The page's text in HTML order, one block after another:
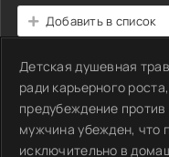
Добавить в список
Детская душевная
ради карьерного
предубеждение
мужчина убежден, что
исключительно в